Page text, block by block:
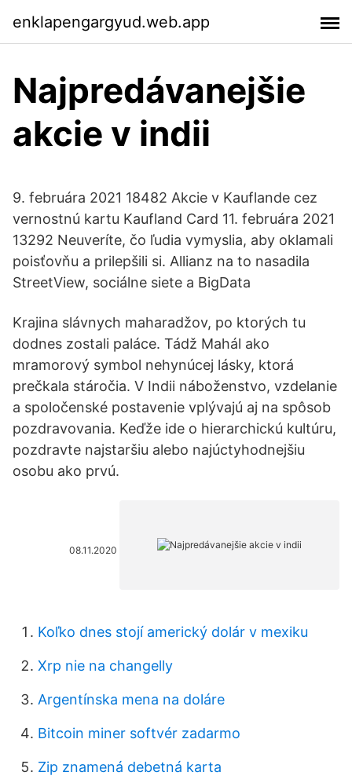
enklapengargyud.web.app
Najpredávanejšie
akcie v indii
9. februára 2021 18482 Akcie v Kauflande cez
vernostnú kartu Kaufland Card 11. februára 2021
13292 Neuveríte, čo ľudia vymyslia, aby oklamali
poisťovňu a prilepšili si. Allianz na to nasadila
StreetView, sociálne siete a BigData
Krajina slávnych maharadžov, po ktorých tu
dodnes zostali paláce. Tádž Mahál ako
mramorový symbol nehynúcej lásky, ktorá
prečkala stáročia. V Indii náboženstvo, vzdelanie
a spoločenské postavenie vplývajú aj na spôsob
pozdravovania. Keďže ide o hierarchickú kultúru,
pozdravte najstaršiu alebo najúctyhodnejšiu
osobu ako prvú.
08.11.2020
Koľko dnes stojí americký dolár v mexiku
Xrp nie na changelly
Argentínska mena na doláre
Bitcoin miner softvér zadarmo
Zip znamená debetná karta